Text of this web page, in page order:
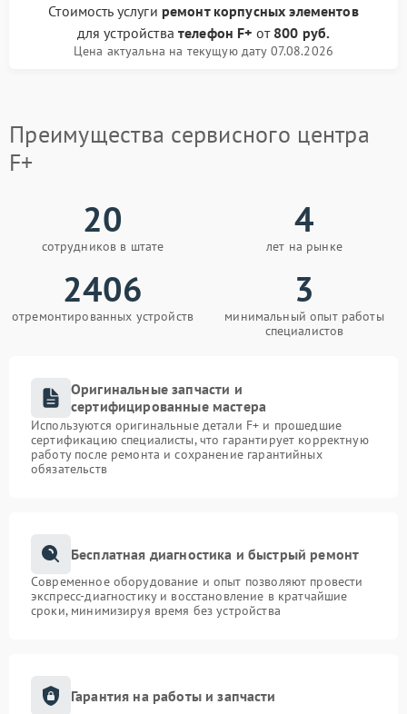
Стоимость услуги ремонт корпусных элементов
для устройства телефон F+ от 800 руб.
Цена актуальна на текущую дату 07.08.2026
Преимущества сервисного центра
F+
20
сотрудников в штате
4
лет на рынке
2406
отремонтированных устройств
3
минимальный опыт работы
специалистов
Оригинальные запчасти и
сертифицированные мастера
Используются оригинальные детали F+ и прошедшие
сертификацию специалисты, что гарантирует корректную
работу после ремонта и сохранение гарантийных
обязательств
Бесплатная диагностика и быстрый ремонт
Современное оборудование и опыт позволяют провести
экспресс-диагностику и восстановление в кратчайшие
сроки, минимизируя время без устройства
Гарантия на работы и запчасти